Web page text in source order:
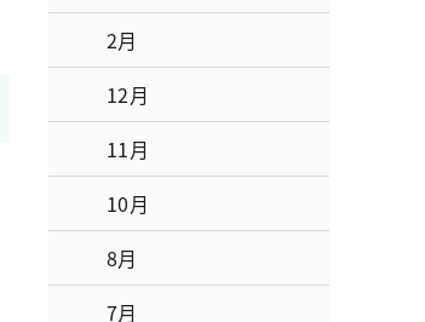
2月
12月
11月
10月
8月
7月